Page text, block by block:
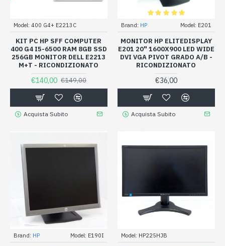
Model: 400 G4+ E2213C
KIT PC HP SFF COMPUTER
400 G4 I5-6500 RAM 8GB SSD
256GB MONITOR DELL E2213
M+T - RICONDIZIONATO
€140,00 €149,00
Acquista Subito
Brand: HP Model: E201
MONITOR HP ELITEDISPLAY
E201 20" 1600X900 LED WIDE
DVI VGA PIVOT GRADO A/B -
RICONDIZIONATO
€36,00
Acquista Subito
Brand: HP Model: E190I Model: HP225HJB